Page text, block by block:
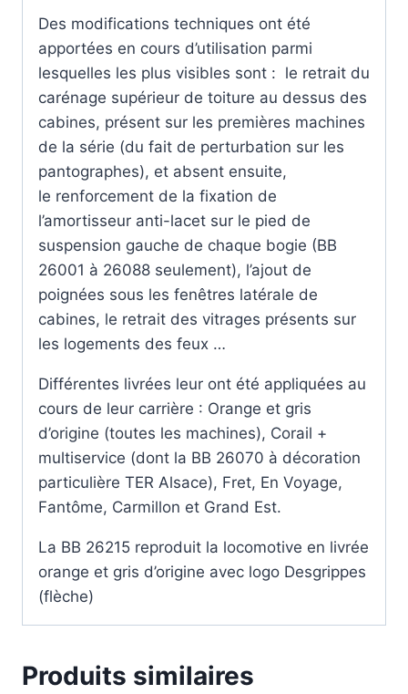
Des modifications techniques ont été
apportées en cours d’utilisation parmi
lesquelles les plus visibles sont : le retrait du
carénage supérieur de toiture au dessus des
cabines, présent sur les premières machines
de la série (du fait de perturbation sur les
pantographes), et absent ensuite,
le renforcement de la fixation de
l’amortisseur anti-lacet sur le pied de
suspension gauche de chaque bogie (BB
26001 à 26088 seulement), l’ajout de
poignées sous les fenêtres latérale de
cabines, le retrait des vitrages présents sur
les logements des feux …
Différentes livrées leur ont été appliquées au
cours de leur carrière : Orange et gris
d’origine (toutes les machines), Corail +
multiservice (dont la BB 26070 à décoration
particulière TER Alsace), Fret, En Voyage,
Fantôme, Carmillon et Grand Est.
La BB 26215 reproduit la locomotive en livrée
orange et gris d’origine avec logo Desgrippes
(flèche)
Produits similaires